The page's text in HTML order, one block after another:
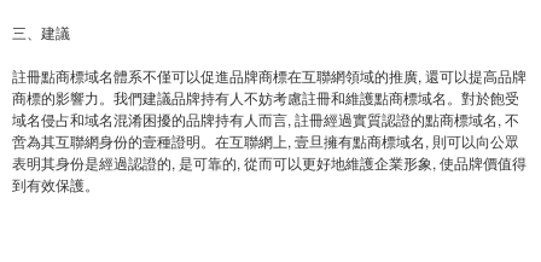
三、建議
註冊點商標域名體系不僅可以促進品牌商標在互聯網領域的推廣, 還可以提高品牌
商標的影響力。我們建議品牌持有人不妨考慮註冊和維護點商標域名。對於飽受
域名侵占和域名混淆困擾的品牌持有人而言, 註冊經過實質認證的點商標域名, 不
啻為其互聯網身份的壹種證明。在互聯網上, 壹旦擁有點商標域名, 則可以向公眾
表明其身份是經過認證的, 是可靠的, 從而可以更好地維護企業形象, 使品牌價值得
到有效保護。